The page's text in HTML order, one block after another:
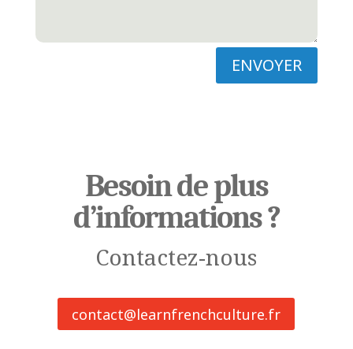
ENVOYER
Besoin de plus
d’informations ?
Contactez-nous
contact@learnfrenchculture.fr